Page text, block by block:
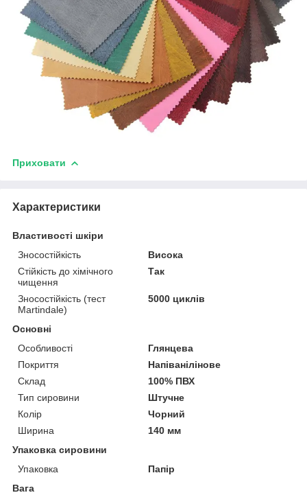
Приховати
Характеристики
Властивості шкіри
Зносостійкість
Висока
Стійкість до хімічного
чищення
Так
Зносостійкість (тест
Martindale)
5000 циклів
Основні
Особливості
Глянцева
Покриття
Напіванілінове
Склад
100% ПВХ
Тип сировини
Штучне
Колір
Чорний
Ширина
140 мм
Упаковка сировини
Упаковка
Папір
Вага